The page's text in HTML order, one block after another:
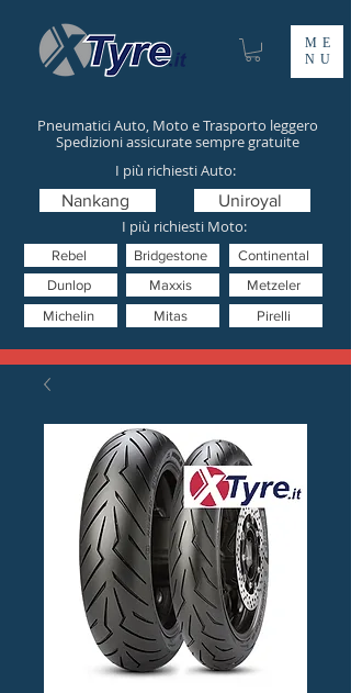
ME
NU
Pneumatici Auto, Moto e Trasporto leggero
Spedizioni assicurate sempre gratuite
I più richiesti Moto:
Mitas
Nankang
Pirelli
Uniroyal
Metzeler
Dunlop
Bridgestone Continental
Michelin
Rebel
I più richiesti Auto:
Maxxis